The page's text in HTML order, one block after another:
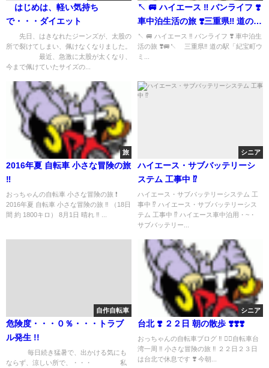
はじめは、軽い気持ち
で・・・ダイエット
先日、はきなれたジーンズが、太股の
所で裂けてしまい、佩けなくなりました。
最近、急激に太股が太くなり、
今まで佩けていたサイズの...
↖️ 🚐 ハイエース ‼️ バンライフ ❣️
車中泊生活の旅 ❣️三重県‼️ 道の駅
「紀宝町ウミガメ公園」 ‼️
↖️ 🚐 ハイエース ‼️ バンライフ ❣️ 車中泊生
活の旅 ❣️🚐↖️ 三重県‼️ 道の駅「紀宝町ウ
ミ...
旅
2016年夏 自転車 小さな冒険の旅
‼︎
おっちゃんの自転車 小さな冒険の旅 ❗️
2016年夏 自転車 小さな冒険の旅 ‼︎ （18日
間 約 1800キロ） 8月1日 晴れ ‼︎ ...
シニア
ハイエース・サブバッテリーシ
ステム 工事中 ⁉️
ハイエース・サブバッテリーシステム 工
事中 ⁉️ ハイエース・サブバッテリーシス
テム 工事中 ⁉️ ハイエース車中泊用・~・
サブバッテリー...
自作自転車
危険度・・・０％・・・トラブ
ル発生 !!
毎日続き猛暑で、出かける気にも
ならず、涼しい所で、・・・ 私
シニア
台北 ❣️ ２２日 朝の散歩 ❣️❣️❣️
おっちゃんの自転車ブログ ‼︎ 🚴‍♀️自転車台
湾一周 ‼︎ 小さな冒険の旅 ‼︎ ２２日２３日
は台北で休息です ❣️ 今朝...